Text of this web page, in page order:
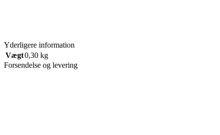
Yderligere information
Vægt0,30 kg
Forsendelse og levering